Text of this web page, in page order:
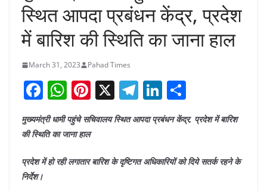
स्थित आपदा प्रबंधन केंद्र, प्रदेश
में बारिश की स्थिति का जाना हाल
March 31, 2023 Pahad Times
F
a
c
b
W
h
at
A
Pi
nt
er
st
X T
e
a
Li
n
k
dI
ar
मुख्यमंत्री धामी पहुंचे सचिवालय स्थित आपदा प्रबंधन केंद्र, प्रदेश में बारिश
की स्थिति का जाना हाल
प्रदेश में हो रही लगातार बारिश के दृष्टिगत अधिकारियों को दिये सतर्क रहने के
निर्देश।